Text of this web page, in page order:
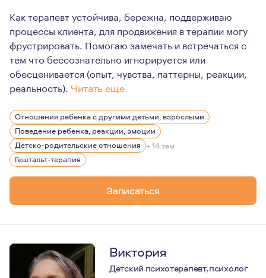
Как терапевт устойчива, бережна, поддерживаю
процессы клиента, для продвижения в терапии могу
фрустрировать. Помогаю замечать и встречаться с
тем что бессознательно игнорируется или
обесценивается (опыт, чувства, паттерны, реакции,
реальность). Читать еще
Люблю учится новому в психологии. Путешествую,
Отношения ребенка с другими детьми, взрослыми
Поведение ребенка, реакции, эмоции
Детско-родительские отношения + 14 тем
Гештальт-терапия
Записаться
Виктория
Детский психотерапевт, психолог